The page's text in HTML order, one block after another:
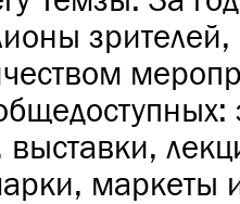
зрителей,
выставки,
маркеты